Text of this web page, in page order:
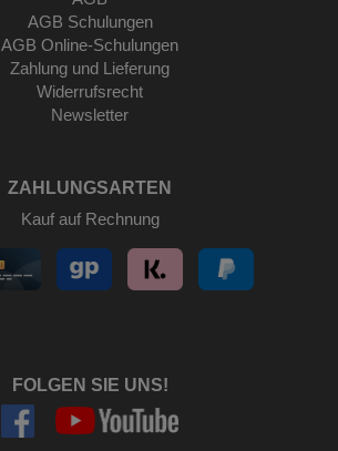
AGB Schulungen
AGB Online-Schulungen
Zahlung und Lieferung
Widerrufsrecht
Newsletter
ZAHLUNGSARTEN
Kauf auf Rechnung
FOLGEN SIE UNS!